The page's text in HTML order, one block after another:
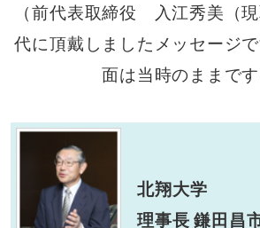
（前代表取締役 入江秀美（
代に頂戴しましたメッセージ
面は当時のままです
北翔大学
理事長 鎌田昌